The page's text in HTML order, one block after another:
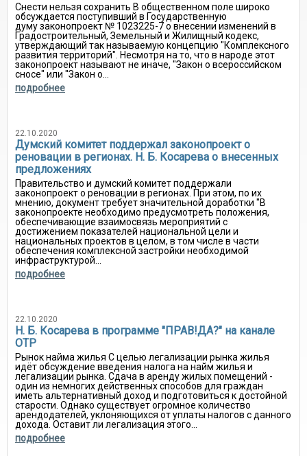
Снести нельзя сохранить В общественном поле широко
обсуждается поступивший в Государственную
думу законопроект № 1023225-7 о внесении изменений в
Градостроительный, Земельный и Жилищный кодекс,
утверждающий так называемую концепцию "Комплексного
развития территорий". Несмотря на то, что в народе этот
законопроект называют не иначе, "Закон о всероссийском
сносе" или "Закон о...
подробнее
22.10.2020
Думский комитет поддержал законопроект о
реновации в регионах. Н. Б. Косарева о внесенных
предложениях
Правительство и думский комитет поддержали
законопроект о реновации в регионах. При этом, по их
мнению, документ требует значительной доработки "В
законопроекте необходимо предусмотреть положения,
обеспечивающие взаимосвязь мероприятий с
достижением показателей национальной цели и
национальных проектов в целом, в том числе в части
обеспечения комплексной застройки необходимой
инфраструктурой...
подробнее
22.10.2020
Н. Б. Косарева в программе "ПРАВ!ДА?" на канале
ОТР
Рынок найма жилья С целью легализации рынка жилья
идёт обсуждение введения налога на найм жилья и
легализации рынка. Сдача в аренду жилых помещений -
один из немногих действенных способов для граждан
иметь альтернативный доход и подготовиться к достойной
старости. Однако существует огромное количество
арендодателей, уклоняющихся от уплаты налогов с данного
дохода. Оставит ли легализация этого...
подробнее